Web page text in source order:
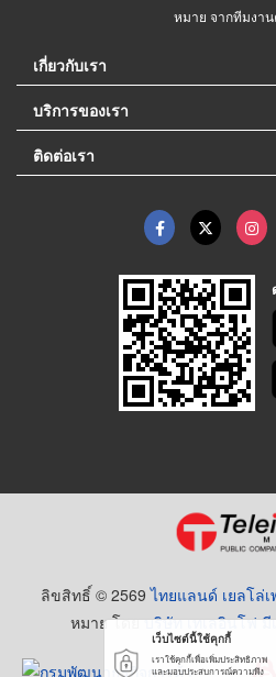
หมาย จากทีมงา
เกี่ยวกับเรา
บริการของเรา
ติดต่อเรา
ลิขสิทธิ์ © 2569ไทยแลนด์ เยลโล่เ
หมาย โดยบริษัท เทเลอินโฟ
เว็บไซต์นี้ใช้คุกกี้
เราใช้คุกกี้เพื่อเพิ่มประสิทธิภาพ
และมอบประสบการณ์ความพึง